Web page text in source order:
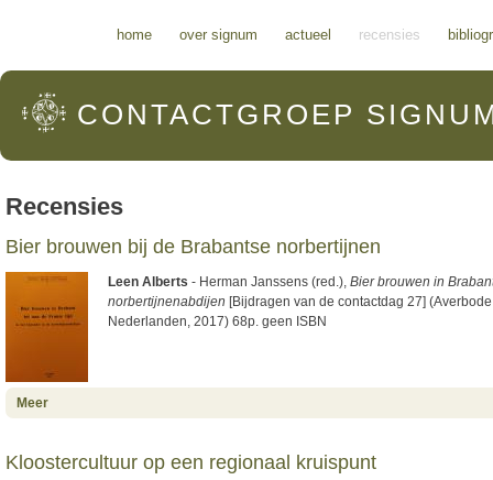
home over signum actueel recensies
CONTACTGROEP
Recensies
Bier brouwen bij de Brabantse norbertijnen
Leen Alberts - Herman Janssens (red.), Bier brouwen in
norbertijnenabdijen [Bijdragen van de contactdag 27]
Nederlanden, 2017) 68p. geen ISBN
Meer
Kloostercultuur op een regionaal kruispunt